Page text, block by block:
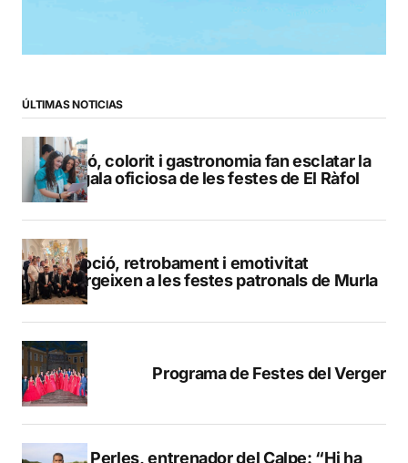
ÚLTIMAS NOTICIAS
Pregó, colorit i gastronomia fan esclatar la
bengala oficiosa de les festes de El Ràfol
Devoció, retrobament i emotivitat
emergeixen a les festes patronals de Murla
Programa de Festes del Verger
Pere Perles, entrenador del Calpe: “Hi ha